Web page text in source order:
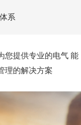
您提供专业的电气 能
理的解决方案